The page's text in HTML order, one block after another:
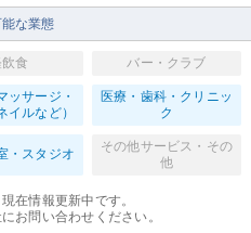
な業態
食 バー・クラブ
ッサージ・
イルなど）
医療・歯科・クリニッ
ク
・スタジオ
その他サービス・その
他
在情報更新中です。
お問い合わせください。